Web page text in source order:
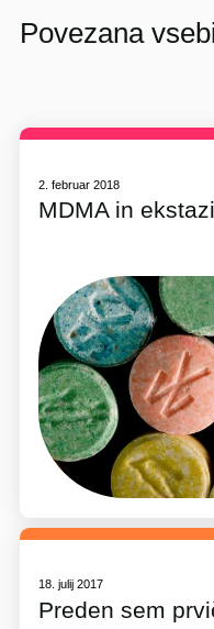
Povezana
2. februar 2018
MDMA in ekstazi
18. julij 2017
Preden sem